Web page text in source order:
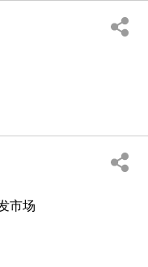
市场